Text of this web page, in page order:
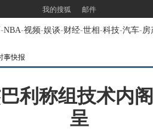
我的搜狐 邮件
-NBA-视频-娱谈-财经-世相-科技-汽车-房
事快报
利称组技术内
呈